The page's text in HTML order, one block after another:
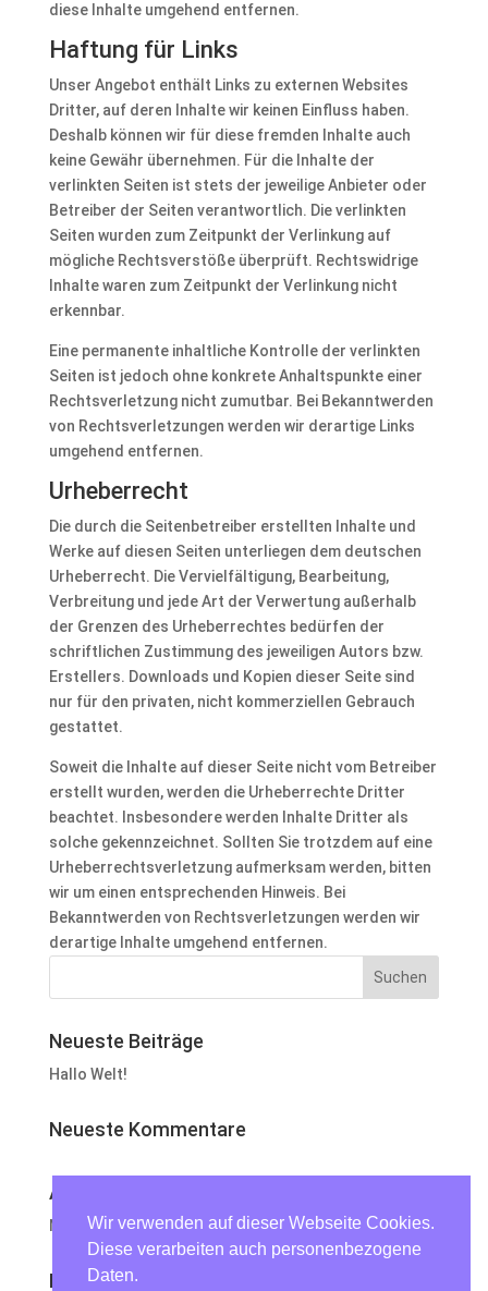
diese Inhalte umgehend entfernen.
Haftung für Links
Unser Angebot enthält Links zu externen Websites
Dritter, auf deren Inhalte wir keinen Einfluss haben.
Deshalb können wir für diese fremden Inhalte auch
keine Gewähr übernehmen. Für die Inhalte der
verlinkten Seiten ist stets der jeweilige Anbieter oder
Betreiber der Seiten verantwortlich. Die verlinkten
Seiten wurden zum Zeitpunkt der Verlinkung auf
mögliche Rechtsverstöße überprüft. Rechtswidrige
Inhalte waren zum Zeitpunkt der Verlinkung nicht
erkennbar.
Eine permanente inhaltliche Kontrolle der verlinkten
Seiten ist jedoch ohne konkrete Anhaltspunkte einer
Rechtsverletzung nicht zumutbar. Bei Bekanntwerden
von Rechtsverletzungen werden wir derartige Links
umgehend entfernen.
Urheberrecht
Die durch die Seitenbetreiber erstellten Inhalte und
Werke auf diesen Seiten unterliegen dem deutschen
Urheberrecht. Die Vervielfältigung, Bearbeitung,
Verbreitung und jede Art der Verwertung außerhalb
der Grenzen des Urheberrechtes bedürfen der
schriftlichen Zustimmung des jeweiligen Autors bzw.
Erstellers. Downloads und Kopien dieser Seite sind
nur für den privaten, nicht kommerziellen Gebrauch
gestattet.
Soweit die Inhalte auf dieser Seite nicht vom Betreiber
erstellt wurden, werden die Urheberrechte Dritter
beachtet. Insbesondere werden Inhalte Dritter als
solche gekennzeichnet. Sollten Sie trotzdem auf eine
Urheberrechtsverletzung aufmerksam werden, bitten
wir um einen entsprechenden Hinweis. Bei
Bekanntwerden von Rechtsverletzungen werden wir
derartige Inhalte umgehend entfernen.
Neueste Beiträge
Hallo Welt!
Neueste Kommentare
Archiv
November 2018
Kategorien
Wir verwenden auf dieser Webseite Cookies.
Diese verarbeiten auch personenbezogene
Daten.